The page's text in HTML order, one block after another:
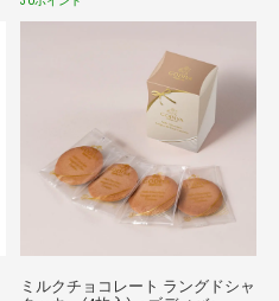
ミルクチョコレート ラングドシャ